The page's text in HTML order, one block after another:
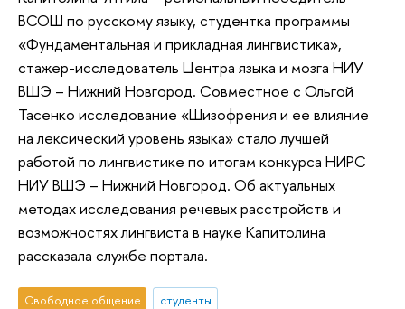
ВСОШ по русскому языку, студентка программы
«Фундаментальная и прикладная лингвистика»,
стажер-исследователь Центра языка и мозга НИУ
ВШЭ – Нижний Новгород. Совместное с Ольгой
Тасенко исследование «Шизофрения и ее влияние
на лексический уровень языка» стало лучшей
работой по лингвистике по итогам конкурса НИРС
НИУ ВШЭ – Нижний Новгород. Об актуальных
методах исследования речевых расстройств и
возможностях лингвиста в науке Капитолина
рассказала службе портала.
Свободное общение
студенты